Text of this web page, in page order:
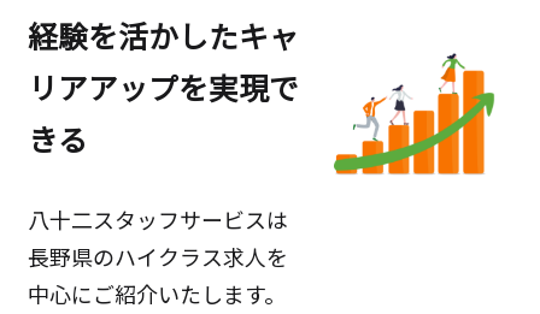
経験を活かしたキャ
リアアップを実現で
きる
八十二スタッフサービスは
長野県のハイクラス求人を
中心にご紹介いたします。